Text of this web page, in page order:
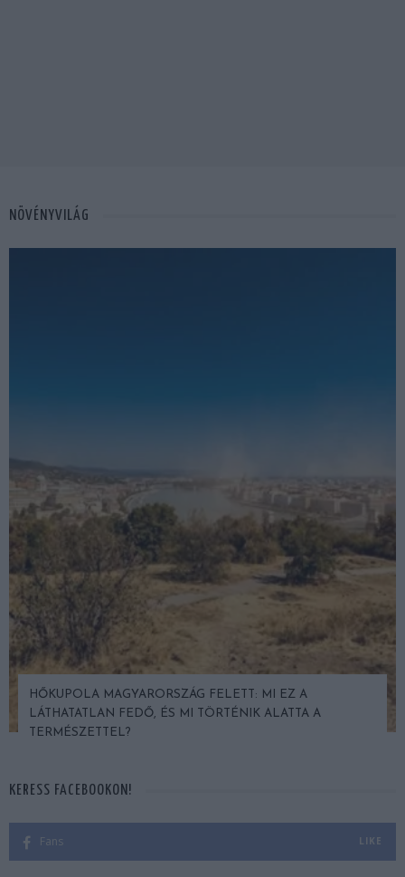
NÖVÉNYVILÁG
HŐKUPOLA MAGYARORSZÁG FELETT: MI EZ A
LÁTHATATLAN FEDŐ, ÉS MI TÖRTÉNIK ALATTA A
TERMÉSZETTEL?
KERESS FACEBOOKON!
Fans LIKE